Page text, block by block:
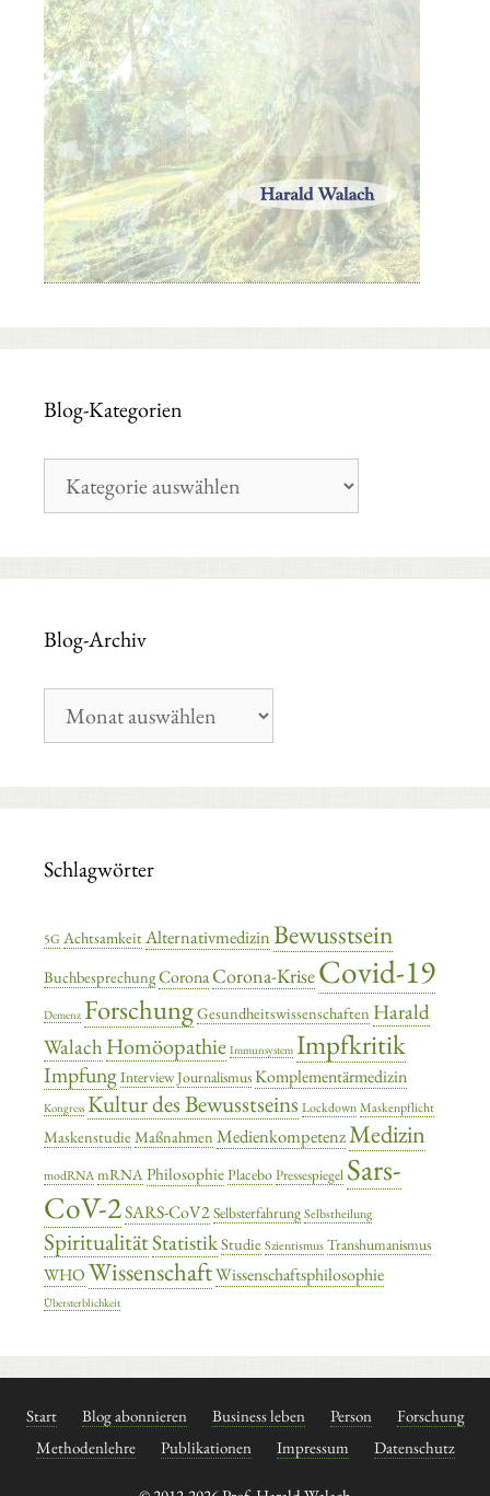
Blog-Kategorien
Kategorien
Blog-Archiv
Archiv
Schlagwörter
5G AchtsamkeitAlternativmedizinBewusstsein
BuchbesprechungCoronaCorona-KriseCovid-19
Demenz ForschungGesundheitswissenschaften Harald
Walach Homöopathie Immunsystem Impfkritik
ImpfungInterviewJournalismusKomplementärmedizin
Kongress Kultur des Bewusstseins LockdownMaskenpflicht
MaskenstudieMaßnahmen MedienkompetenzMedizin
modRNAmRNAPhilosophiePlaceboPressespiegel Sars-
CoV-2SARS-CoV2SelbsterfahrungSelbstheilung
SpiritualitätStatistikStudieSzientismusTranshumanismus
WHO WissenschaftWissenschaftsphilosophie
Übersterblichkeit
Start Blog abonnieren Business leben Person
Forschung
Methodenlehre
Publikationen Impressum Datenschutz